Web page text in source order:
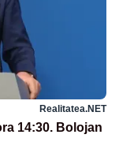
Realitatea.NET
14:30. Bolojan